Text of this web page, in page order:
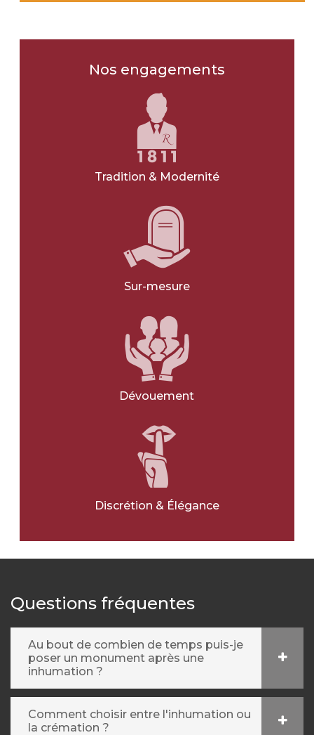
JE NE SAIS PAS
Nos engagements
Tradition & Modernité
Sur-mesure
Dévouement
Discrétion & Élégance
Questions fréquentes
Au bout de combien de temps puis-je
poser un monument après une
inhumation ?
Comment choisir entre l'inhumation ou
la crémation ?